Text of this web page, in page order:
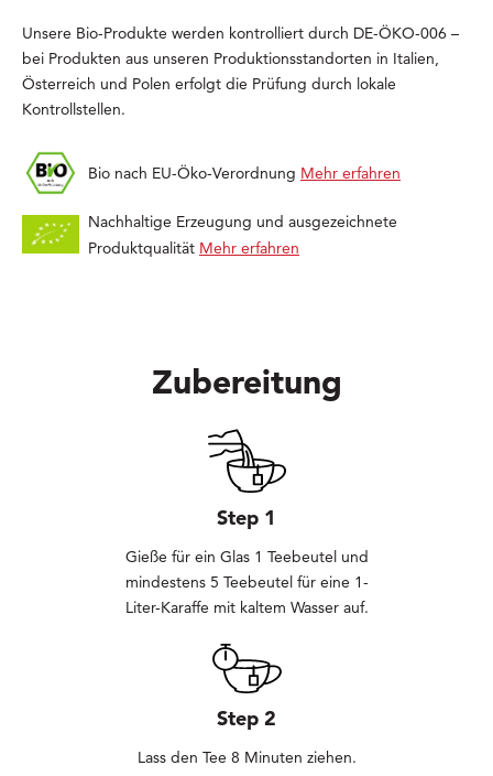
Unsere Bio-Produkte werden kontrolliert durch DE-ÖKO-006 –
bei Produkten aus unseren Produktionsstandorten in Italien,
Österreich und Polen erfolgt die Prüfung durch lokale
Kontrollstellen.
Bio nach EU-Öko-Verordnung Mehr erfahren
Nachhaltige Erzeugung und ausgezeichnete
Produktqualität Mehr erfahren
Zubereitung
Step 1
Gieße für ein Glas 1 Teebeutel und
mindestens 5 Teebeutel für eine 1-
Liter-Karaffe mit kaltem Wasser auf.
Step 2
Lass den Tee 8 Minuten ziehen.